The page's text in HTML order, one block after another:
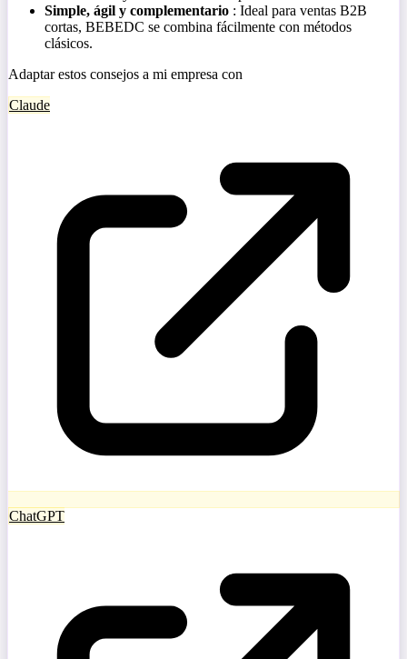
Simple, ágil y complementario : Ideal para ventas B2B
cortas, BEBEDC se combina fácilmente con métodos
clásicos.
Adaptar estos consejos a mi empresa con
Claude
ChatGPT